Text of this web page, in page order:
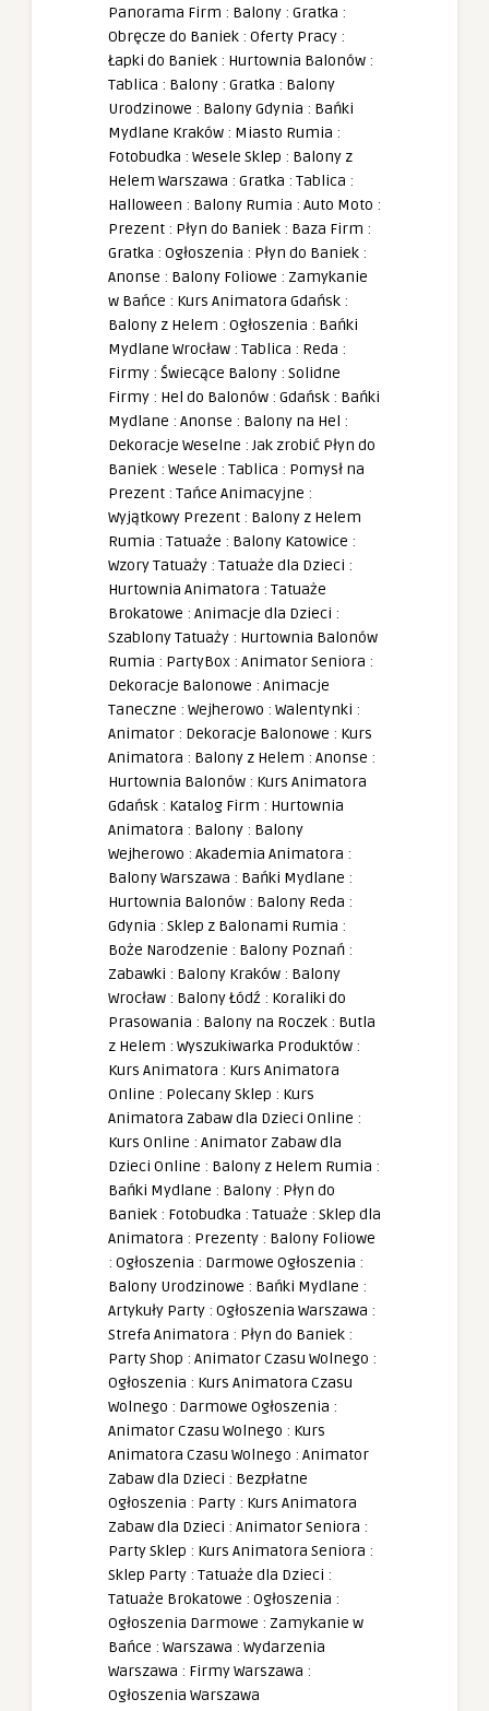
Panorama Firm : Balony : Gratka :
Obręcze do Baniek : Oferty Pracy :
Łapki do Baniek : Hurtownia Balonów :
Tablica : Balony : Gratka : Balony
Urodzinowe : Balony Gdynia : Bańki
Mydlane Kraków : Miasto Rumia :
Fotobudka : Wesele Sklep : Balony z
Helem Warszawa : Gratka : Tablica :
Halloween : Balony Rumia : Auto Moto :
Prezent : Płyn do Baniek : Baza Firm :
Gratka : Ogłoszenia : Płyn do Baniek :
Anonse : Balony Foliowe : Zamykanie
w Bańce : Kurs Animatora Gdańsk :
Balony z Helem : Ogłoszenia : Bańki
Mydlane Wrocław : Tablica : Reda :
Firmy : Świecące Balony : Solidne
Firmy : Hel do Balonów : Gdańsk : Bańki
Mydlane : Anonse : Balony na Hel :
Dekoracje Weselne :Jak zrobić Płyn do
Baniek : Wesele : Tablica : Pomysł na
Prezent : Tańce Animacyjne :
Wyjątkowy Prezent : Balony z Helem
Rumia : Tatuaże : Balony Katowice :
Wzory Tatuaży : Tatuaże dla Dzieci :
Hurtownia Animatora : Tatuaże
Brokatowe : Animacje dla Dzieci :
Szablony Tatuaży : Hurtownia Balonów
Rumia : PartyBox : Animator Seniora :
Dekoracje Balonowe : Animacje
Taneczne : Wejherowo : Walentynki :
Animator : Dekoracje Balonowe : Kurs
Animatora : Balony z Helem : Anonse :
Hurtownia Balonów : Kurs Animatora
Gdańsk : Katalog Firm : Hurtownia
Animatora : Balony : Balony
Wejherowo : Akademia Animatora :
Balony Warszawa : Bańki Mydlane :
Hurtownia Balonów : Balony Reda :
Gdynia : Sklep z Balonami Rumia :
Boże Narodzenie : Balony Poznań :
Zabawki : Balony Kraków : Balony
Wrocław : Balony Łódź : Koraliki do
Prasowania : Balony na Roczek : Butla
z Helem : Wyszukiwarka Produktów :
Kurs Animatora : Kurs Animatora
Online : Polecany Sklep : Kurs
Animatora Zabaw dla Dzieci Online :
Kurs Online : Animator Zabaw dla
Dzieci Online : Balony z Helem Rumia :
Bańki Mydlane : Balony : Płyn do
Baniek : Fotobudka : Tatuaże : Sklep dla
Animatora : Prezenty : Balony Foliowe
: Ogłoszenia : Darmowe Ogłoszenia :
Balony Urodzinowe : Bańki Mydlane :
Artykuły Party : Ogłoszenia Warszawa :
Strefa Animatora : Płyn do Baniek :
Party Shop : Animator Czasu Wolnego :
Ogłoszenia : Kurs Animatora Czasu
Wolnego : Darmowe Ogłoszenia :
Animator Czasu Wolnego : Kurs
Animatora Czasu Wolnego : Animator
Zabaw dla Dzieci : Bezpłatne
Ogłoszenia : Party : Kurs Animatora
Zabaw dla Dzieci : Animator Seniora :
Party Sklep : Kurs Animatora Seniora :
Sklep Party : Tatuaże dla Dzieci :
Tatuaże Brokatowe : Ogłoszenia :
Ogłoszenia Darmowe : Zamykanie w
Bańce : Warszawa : Wydarzenia
Warszawa : Firmy Warszawa :
Ogłoszenia Warszawa